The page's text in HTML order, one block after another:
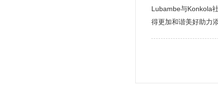
Lubambe与Konkola
得更加和谐美好助力